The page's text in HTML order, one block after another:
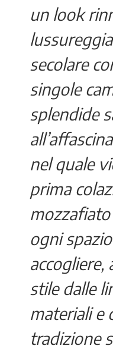
un look
secolare
singole
splendide
nel quale
prima
ogni
stile dalle
materiali e
tradizione